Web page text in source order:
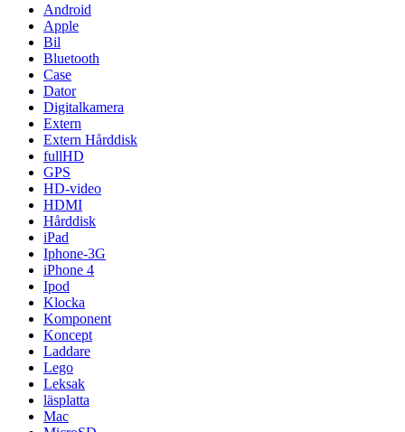
Android
Apple
Bil
Bluetooth
Case
Dator
Digitalkamera
Extern
Extern Hårddisk
fullHD
GPS
HD-video
HDMI
Hårddisk
iPad
Iphone-3G
iPhone 4
Ipod
Klocka
Komponent
Koncept
Laddare
Lego
Leksak
läsplatta
Mac